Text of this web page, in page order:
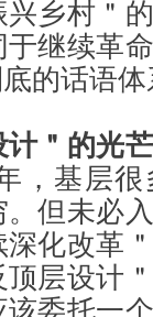
乡村＂
继续革
的话语
＂的光
，基层
但未必
化改革
层设计